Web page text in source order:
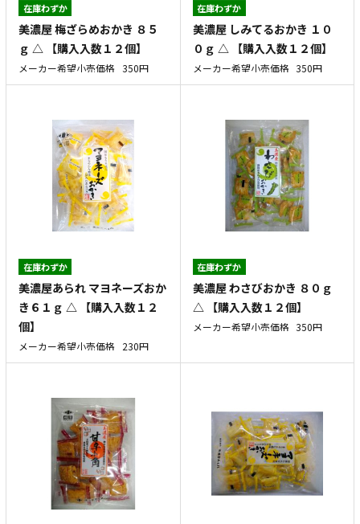
在庫わずか
美濃屋 梅ざらめおかき ８５
ｇ △ 【購入入数１２個】
メーカー希望小売価格 350円
在庫わずか
美濃屋 しみてるおかき １０
０ｇ △ 【購入入数１２個】
メーカー希望小売価格 350円
在庫わずか
美濃屋あられ マヨネーズおか
き６１ｇ △ 【購入入数１２
個】
メーカー希望小売価格 230円
在庫わずか
美濃屋 わさびおかき ８０ｇ
△ 【購入入数１２個】
メーカー希望小売価格 350円